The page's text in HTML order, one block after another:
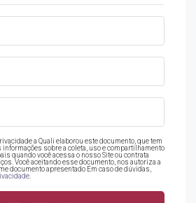
a Quali elaborou este documento, que tem
informações sobre a coleta, uso e compartilhamento
quando você acessa o nosso Site ou contrata
Você aceitando esse documento, nos autoriza a
documento apresentado Em caso de dúvidas,